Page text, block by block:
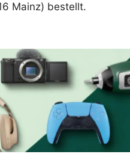
Mainz) bestellt.